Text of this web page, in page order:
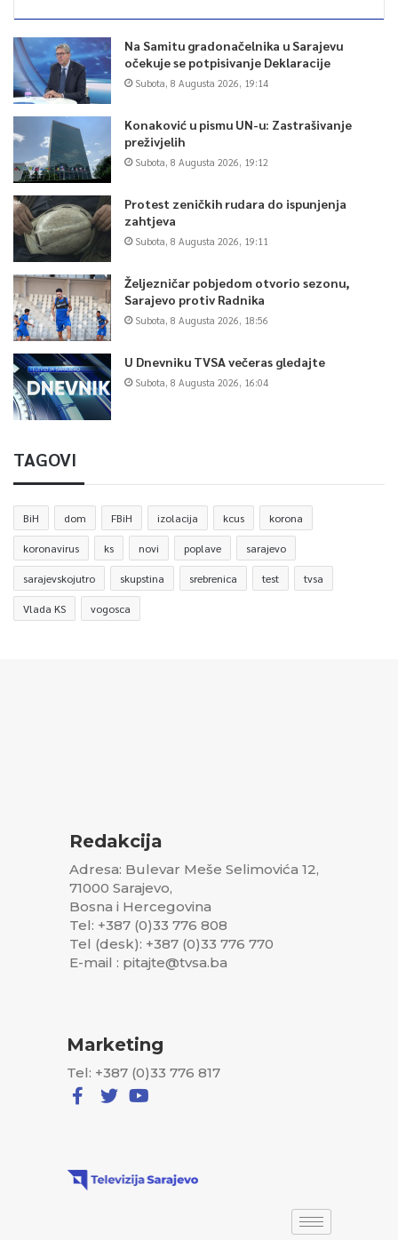
Na Samitu gradonačelnika u Sarajevu
očekuje se potpisivanje Deklaracije
Subota, 8 Augusta 2026, 19:14
Konaković u pismu UN-u: Zastrašivanje
preživjelih
Subota, 8 Augusta 2026, 19:12
Protest zeničkih rudara do ispunjenja
zahtjeva
Subota, 8 Augusta 2026, 19:11
Željezničar pobjedom otvorio sezonu,
Sarajevo protiv Radnika
Subota, 8 Augusta 2026, 18:56
U Dnevniku TVSA večeras gledajte
Subota, 8 Augusta 2026, 16:04
TAGOVI
BiH dom FBiH izolacija kcus korona
koronavirus ks novi poplave sarajevo
sarajevskojutro skupstina srebrenica test tvsa
Vlada KS vogosca
Redakcija
Adresa: Bulevar Meše Selimovića 12,
71000 Sarajevo,
Bosna i Hercegovina
Tel: +387 (0)33 776 808
Tel (desk): +387 (0)33 776 770
E-mail : pitajte@tvsa.ba
Marketing
Tel: +387 (0)33 776 817